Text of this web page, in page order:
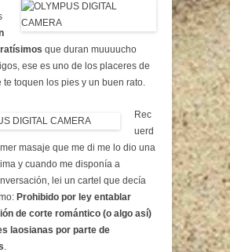
que duran muuuucho
ese es uno de los placeres de
te toquen los pies y un buen rato.
Rec
uerd
masaje que me di me lo dio una
y cuando me disponía a
lei un cartel que decía
Prohibido por ley entablar
de corte romántico (o algo así)
laosianas por parte de
.